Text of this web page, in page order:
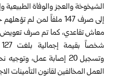
الشيخوخة والعجز والوفاة
إلى صرف 147 ملفاً لمن لم
العمل المخالفين لقانون التأمينات